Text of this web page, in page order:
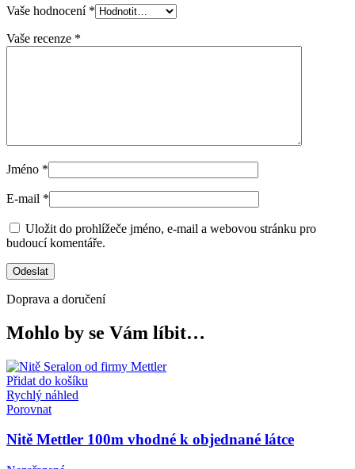
Vaše hodnocení *
Vaše recenze *
Jméno *
E-mail *
Uložit do prohlížeče jméno, e-mail a webovou stránku pro
budoucí komentáře.
Doprava a doručení
Mohlo by se Vám líbit…
Přidat do košíku
Rychlý náhled
Porovnat
Nitě Mettler 100m vhodné k objednané látce